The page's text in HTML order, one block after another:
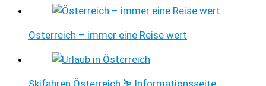
Österreich – immer eine Reise wert